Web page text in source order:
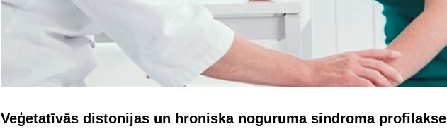
Veģetatīvās distonijas un hroniska noguruma sindroma profilakse